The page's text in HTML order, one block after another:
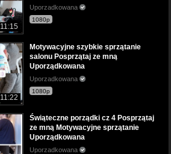
11:15
Uporzadkowana
1080p
11:22
Motywacyjne szybkie sprzątanie
salonu Posprzątaj ze mną
Uporządkowana
Uporzadkowana
1080p
Świąteczne porządki cz 4 Posprzątaj
ze mną Motywacyjne sprzątanie
Uporządkowana
Uporzadkowana